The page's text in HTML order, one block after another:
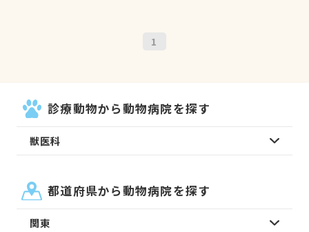
1
診療動物から動物病院を探す
獣医科
都道府県から動物病院を探す
関東